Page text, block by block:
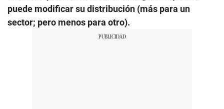
puede modificar su distribución (más para un
sector; pero menos para otro).